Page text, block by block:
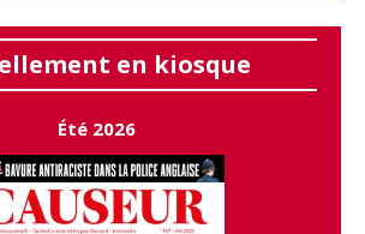
en kiosque
Été 2026